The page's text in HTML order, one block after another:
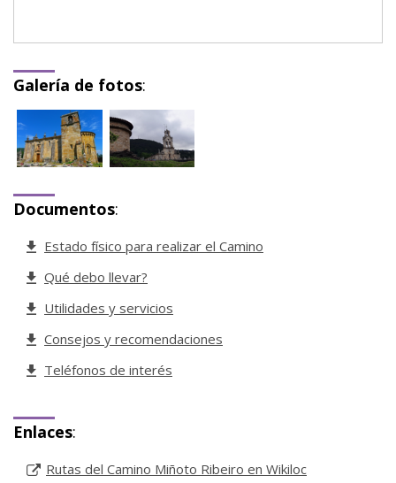
Galería de fotos:
Documentos:
Estado físico para realizar el Camino
Qué debo llevar?
Utilidades y servicios
Consejos y recomendaciones
Teléfonos de interés
Enlaces:
Rutas del Camino Miñoto Ribeiro en Wikiloc